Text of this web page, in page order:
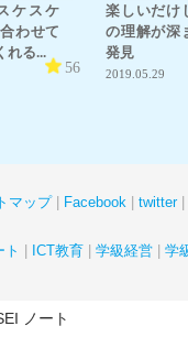
ケスケ
わせて
れる...
56
楽しいだ
の理解が深
発見
2019.05.29
マップ Facebook twitter
ト ICT教育 学級経営 学
ノート